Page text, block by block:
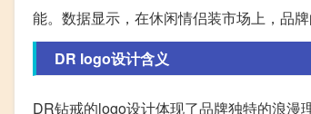
能。数据显示，在休闲情侣装市场上，品
DR logo设计含义
DR钻戒的logo设计体现了品牌独特的浪漫